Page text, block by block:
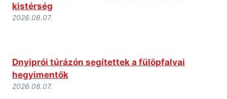
kistérség
2026.08.07.
Dnyiprói túrázón segítettek a fülöpfalvai
hegyimentők
2026.08.07.